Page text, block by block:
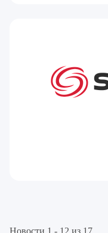
Новости 1 - 12 из 17